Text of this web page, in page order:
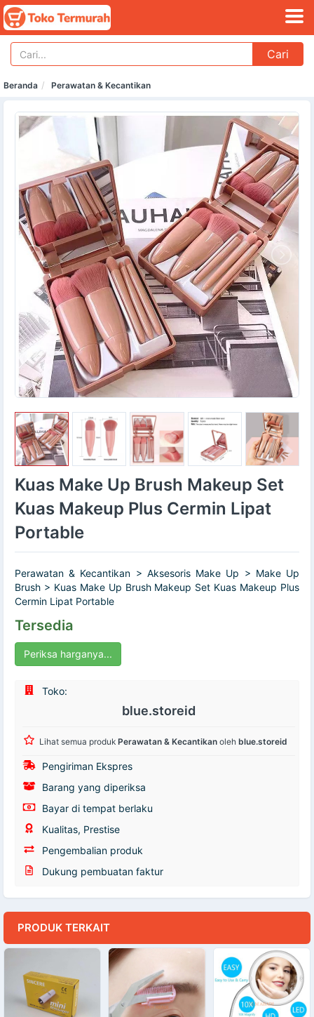
Cari
Beranda Perawatan & Kecantikan
Kuas Make Up Brush Makeup Set
Kuas Makeup Plus Cermin Lipat
Portable
Perawatan & Kecantikan > Aksesoris Make Up > Make Up
Brush > Kuas Make Up Brush Makeup Set Kuas Makeup Plus
Cermin Lipat Portable
Tersedia
Periksa harganya...
Toko:
blue.storeid
Lihat semua produk Perawatan & Kecantikan oleh blue.storeid
Pengiriman Ekspres
Barang yang diperiksa
Bayar di tempat berlaku
Kualitas, Prestise
Pengembalian produk
Dukung pembuatan faktur
PRODUK TERKAIT